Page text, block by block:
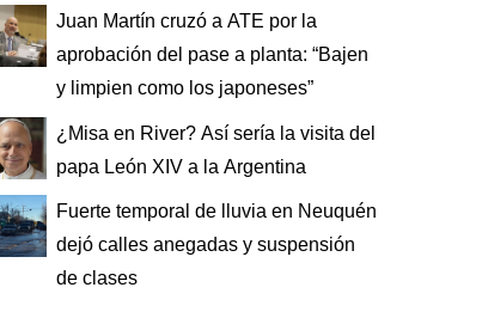
Juan Martín cruzó a ATE por la
aprobación del pase a planta: “Bajen
y limpien como los japoneses”
¿Misa en River? Así sería la visita del
papa León XIV a la Argentina
Fuerte temporal de lluvia en Neuquén
dejó calles anegadas y suspensión
de clases